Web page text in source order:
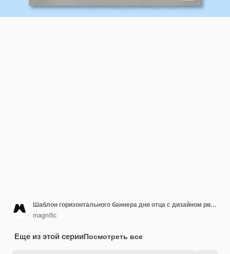
Шаблон горизонтального баннера дня отца с дизайном рваной бумаги
magnific
Еще из этой серииПосмотреть все